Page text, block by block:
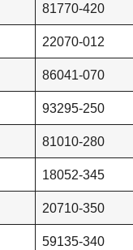
81770-420
22070-012
86041-070
93295-250
81010-280
18052-345
20710-350
59135-340